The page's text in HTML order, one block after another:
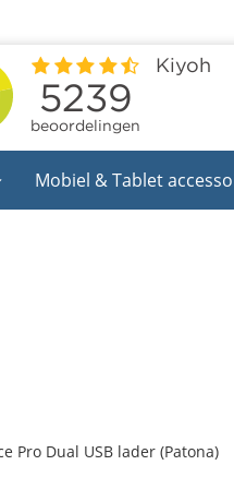
Mobiel & Tablet
Pro Dual USB lader (Patona)